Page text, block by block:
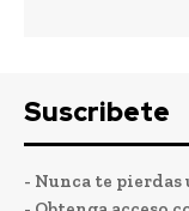
Suscribete
- Nunca te